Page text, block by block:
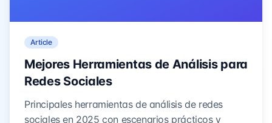
Article
Mejores Herramientas de Análisis para
Redes Sociales
Principales herramientas de análisis de redes
sociales en 2025 con escenarios prácticos y